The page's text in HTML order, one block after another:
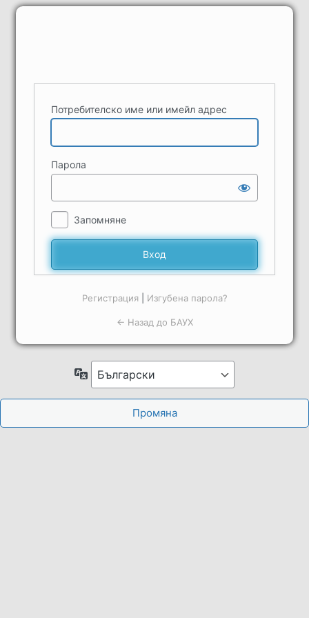
Вход
Потребителско име или имейл адрес
Парола
Запомняне
Регистрация| Изгубена парола?
← Назад до БАУХ
Език